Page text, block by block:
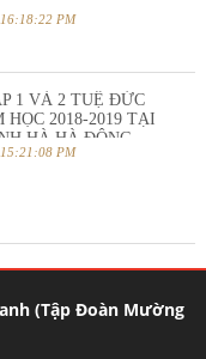
PM
1 VÀ 2 TUỆ ĐỨC
2018-2019 TẠI
HÀ HÀ ĐÔNG.
PM
(Tập Đoàn Mường